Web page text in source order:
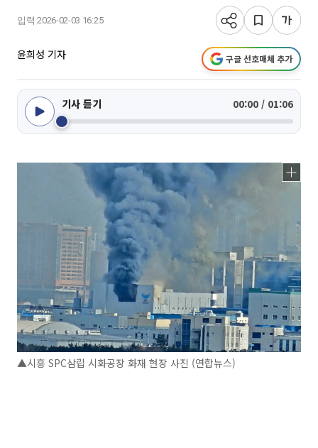
입력 2026-02-03 16:25
윤희성 기자 구글 선호매체 추가
기사 듣기 00:00 / 01:06
▲시흥 SPC삼립 시화공장 화재 현장 사진 (연합뉴스)